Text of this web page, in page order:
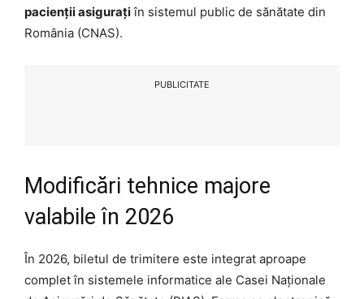
pacienții asigurațiîn sistemul public de sănătate din
România (CNAS).
PUBLICITATE
Modificări tehnice majore
valabile în 2026
În 2026, biletul de trimitere este integrat aproape
complet în sistemele informatice ale Casei Naționale